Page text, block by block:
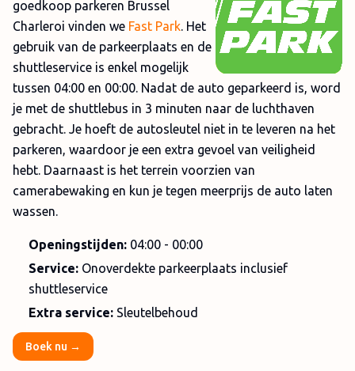
goedkoop parkeren Brussel
Charleroi vinden we Fast Park. Het
gebruik van de parkeerplaats en de
shuttleservice is enkel mogelijk
tussen 04:00 en 00:00. Nadat de auto geparkeerd is, word
je met de shuttlebus in 3 minuten naar de luchthaven
gebracht. Je hoeft de autosleutel niet in te leveren na het
parkeren, waardoor je een extra gevoel van veiligheid
hebt. Daarnaast is het terrein voorzien van
camerabewaking en kun je tegen meerprijs de auto laten
wassen.
Openingstijden: 04:00 - 00:00
Service: Onoverdekte parkeerplaats inclusief
shuttleservice
Extra service: Sleutelbehoud
Boek nu →